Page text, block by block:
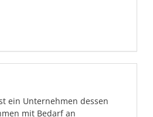
ein Unternehmen dessen
mit Bedarf an